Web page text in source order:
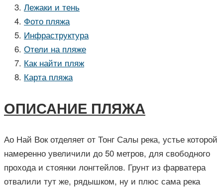
Лежаки и тень
Фото пляжа
Инфраструктура
Отели на пляже
Как найти пляж
Карта пляжа
ОПИСАНИЕ ПЛЯЖА
Ао Най Вок отделяет от Тонг Салы река, устье которой
намеренно увеличили до 50 метров, для свободного
прохода и стоянки лонгтейлов. Грунт из фарватера
отвалили тут же, рядышком, ну и плюс сама река